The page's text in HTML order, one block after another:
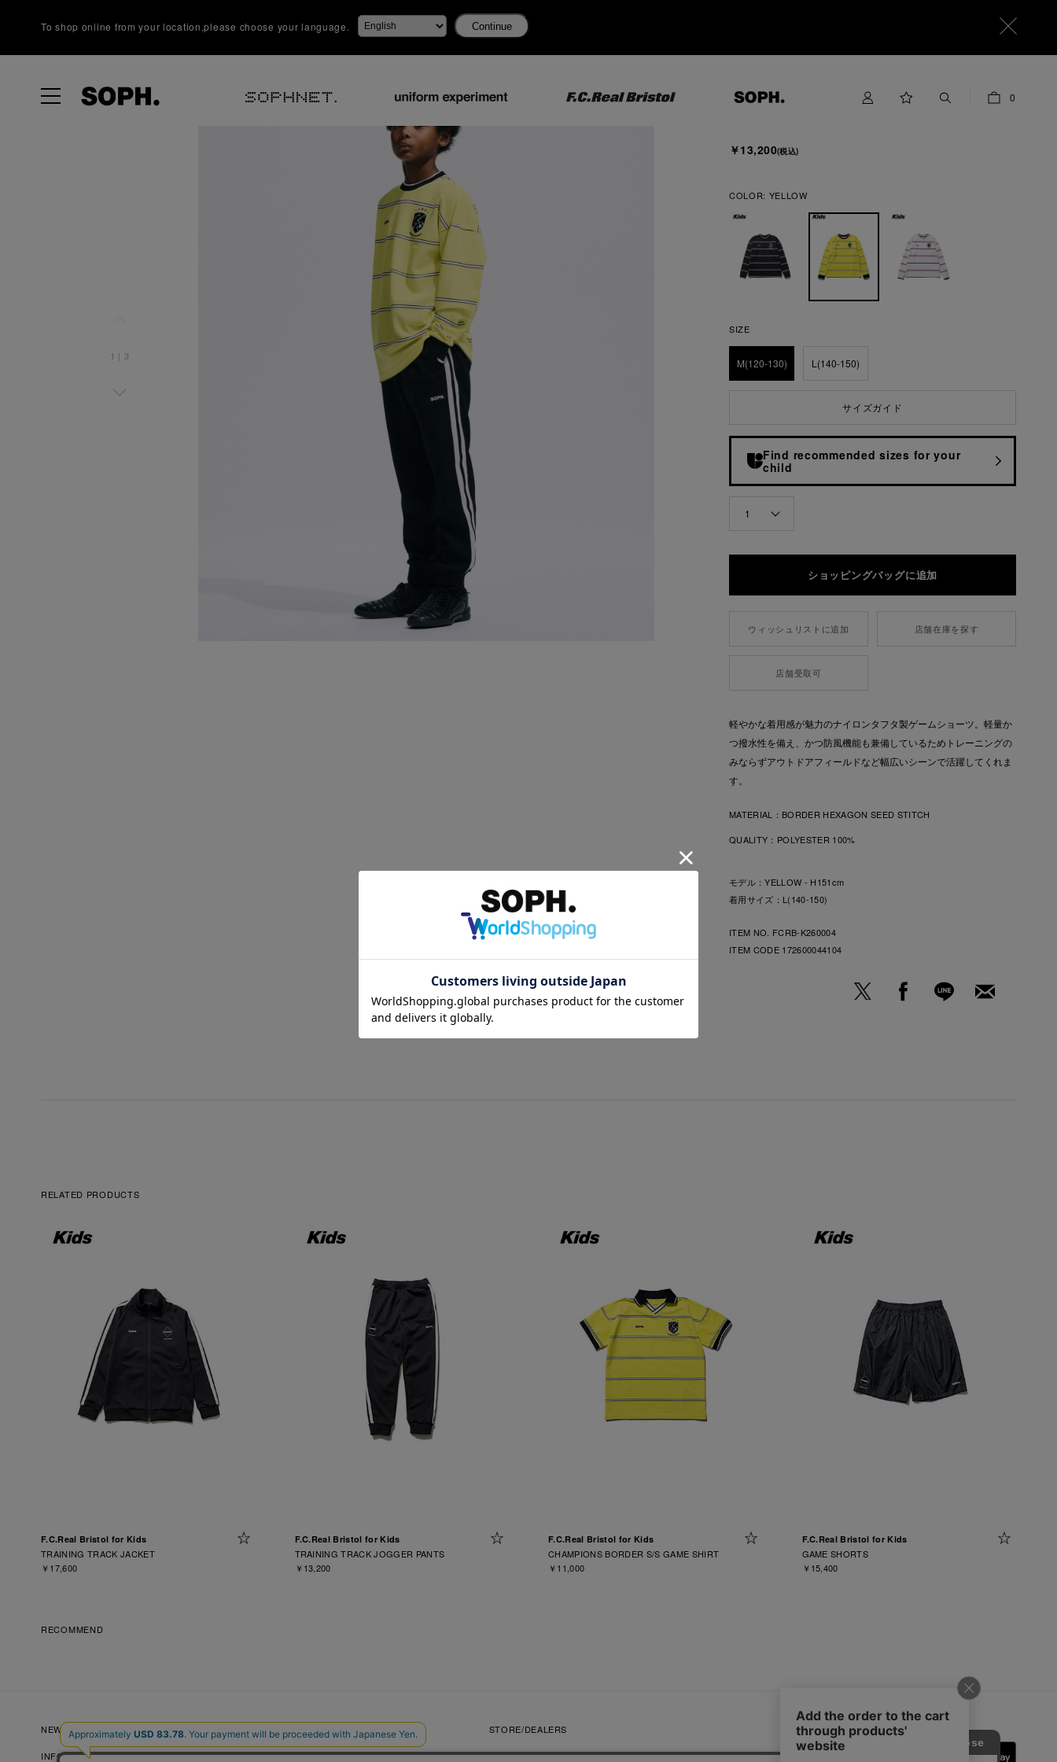
To shop online from your location,please choose your language. Continue
0
1 | 3
F.C.Real Bristol for Kids
￥13,200(税込)
COLOR: YELLOW
SIZE
M(120-130) L(140-150)
サイズガイド
Find recommended sizes for your
child
1
ウィッシュリストに追加 店舗在庫を探す
店舗受取可
軽やかな着用感が魅力のナイロンタフタ製ゲームショーツ。軽量か
つ撥水性を備え、かつ防風機能も兼備しているためトレーニングの
みならずアウトドアフィールドなど幅広いシーンで活躍してくれま
す。
MATERIAL： BORDER HEXAGON SEED STITCH
QUALITY： POLYESTER 100%
モデル：YELLOW - H151cm
着用サイズ：L(140-150)
ITEM NO. FCRB-K260004
ITEM CODE 172600044104
RELATED PRODUCTS
F.C.Real Bristol for Kids
TRAINING TRACK JACKET
￥17,600
F.C.Real Bristol for Kids
TRAINING TRACK JOGGER PANTS
￥13,200
F.C.Real Bristol for Kids
CHAMPIONS BORDER S/S GAME SHIRT
￥11,000
F.C.Real Bristol for Kids
GAME SHORTS
￥15,400
RECOMMEND
NEW ARRIVALS NEWS LOOKBOOKS VIDEOS STORE/DEALERS
INFORMATION RECRUIT FAQ CONTACT SOPH. MEMBERS
SOPH.App